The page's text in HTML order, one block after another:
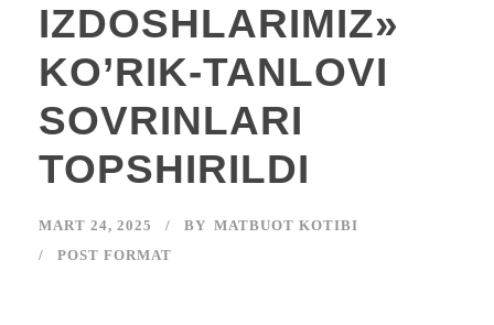
IZDOSHLARIMIZ»
KO’RIK-TANLOVI
SOVRINLARI
TOPSHIRILDI
MART 24, 2025 BY MATBUOT KOTIBI
POST FORMAT